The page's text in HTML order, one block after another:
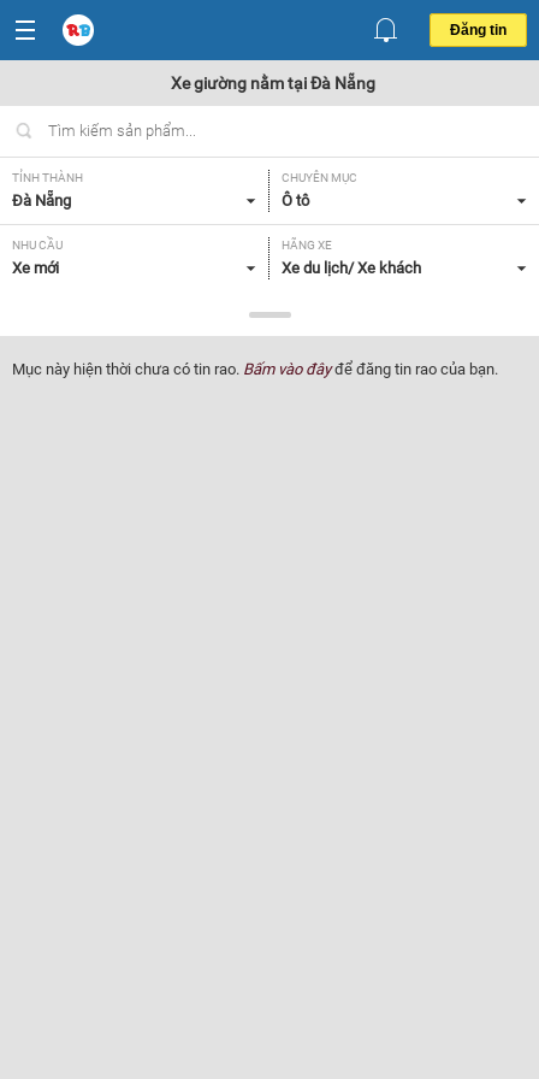
Đăng tin
Xe giường nằm tại Đà Nẵng
TỈNH THÀNH
Đà Nẵng
CHUYÊN MỤC
Ô tô
NHU CẦU
Xe mới
HÃNG XE
Xe du lịch/ Xe khách
Xe giường nằm
NĂM SẢN XUẤT
Tất cả
GIÁ XE XUẤT XỨ
Mục này hiện thời chưa có tin rao. Bấm vào đâyđể đăng tin rao của bạn.